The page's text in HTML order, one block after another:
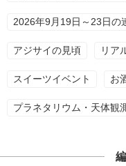
2026年9月19日～23日の
アジサイの見頃 リア
スイーツイベント お
プラネタリウム・天体観